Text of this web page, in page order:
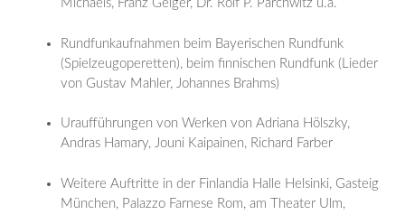
Michaels, Franz Geiger, Dr. Rolf P. Parchwitz u.a.
Rundfunkaufnahmen beim Bayerischen Rundfunk
(Spielzeugoperetten), beim finnischen Rundfunk (Lieder
von Gustav Mahler, Johannes Brahms)
Uraufführungen von Werken von Adriana Hölszky,
Andras Hamary, Jouni Kaipainen, Richard Farber
Weitere Auftritte in der Finlandia Halle Helsinki, Gasteig
München, Palazzo Farnese Rom, am Theater Ulm,